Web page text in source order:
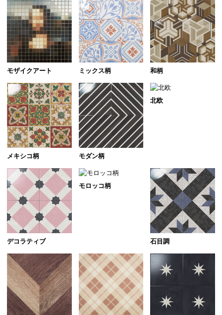
モザイクアート ミックス柄 和柄
メキシコ柄 モダン柄
北欧
デコラティブ
モロッコ柄
石目調